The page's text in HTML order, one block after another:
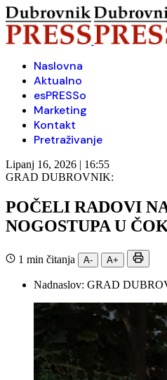
Naslovna
Aktualno
esPRESSo
Marketing
Kontakt
Pretraživanje
Lipanj 16, 2026 | 16:55
GRAD DUBROVNIK:
POČELI RADOVI
NOGOSTUPA U
1 min čitanja A- A+
Nadnaslov: GRAD